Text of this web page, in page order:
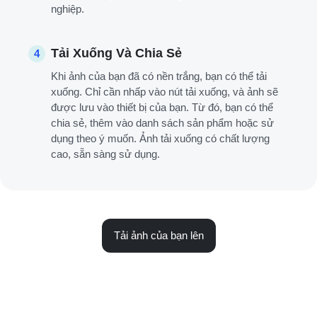
nghiệp.
4 Tải Xuống Và Chia Sẻ
Khi ảnh của bạn đã có nền trắng, bạn có thể tải
xuống. Chỉ cần nhấp vào nút tải xuống, và ảnh sẽ
được lưu vào thiết bị của bạn. Từ đó, bạn có thể
chia sẻ, thêm vào danh sách sản phẩm hoặc sử
dụng theo ý muốn. Ảnh tải xuống có chất lượng
cao, sẵn sàng sử dụng.
Tải ảnh của bạn lên